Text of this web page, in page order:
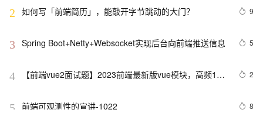
2 如何写「前端简历」，能敲开字节跳动的大门？ 9
3 Spring Boot+Netty+Websocket实现后台向前端推送信息 5
4
【前端vue2面试题】2023前端最新版vue模块，高频17
2
5 前端可观测性的宣讲-1022 8